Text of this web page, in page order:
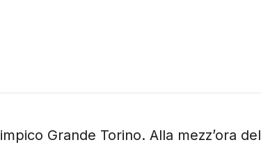
Grande Torino. Alla mezz’ora del